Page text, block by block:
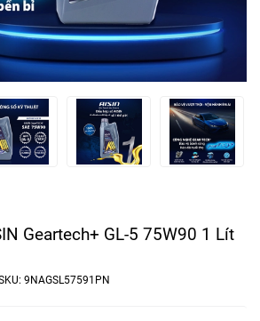
Geartech+ GL-5 75W90 1 Lít
9NAGSL57591PN